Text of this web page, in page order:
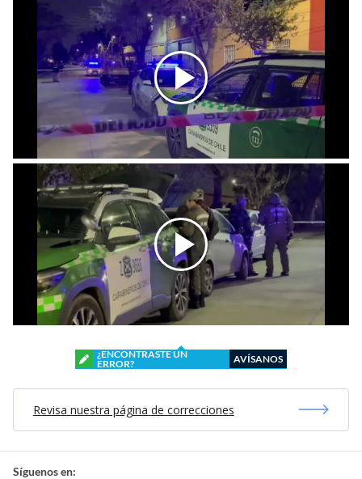
¿ENCONTRASTE UN
ERROR?
AVÍSANOS
Revisa nuestra página de correcciones
Síguenos en: